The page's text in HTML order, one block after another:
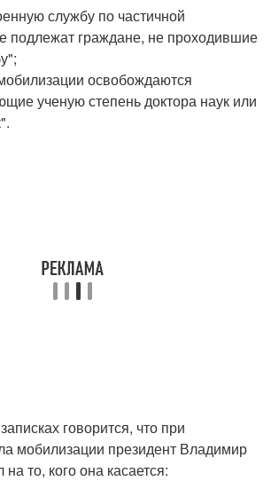
службу по частичной
подлежат граждане, не проходившие
освобождаются
ученую степень доктора наук или
говорится, что при
мобилизации президент Владимир
то, кого она касается: